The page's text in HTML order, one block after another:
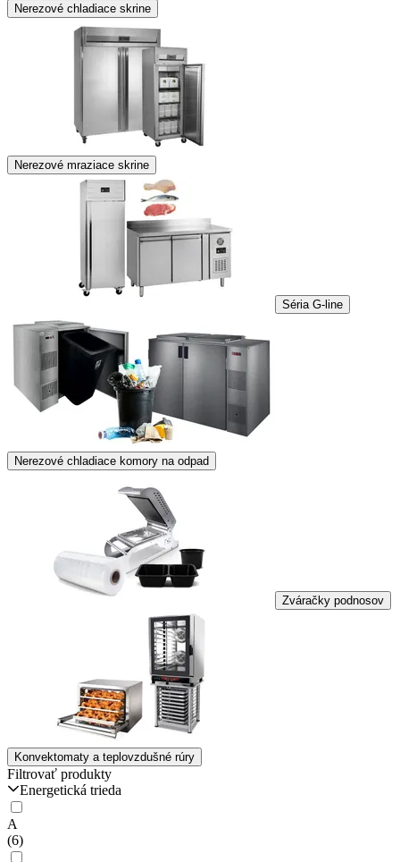
Nerezové chladiace skrine
Nerezové mraziace skrine
Séria G-line
Nerezové chladiace komory na odpad
Zváračky podnosov
Konvektomaty a teplovzdušné rúry
Filtrovať produkty
Energetická trieda
A
(6)